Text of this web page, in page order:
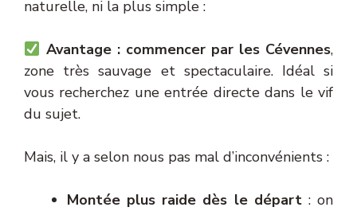
naturelle, ni la plus simple :
Avantage : commencer par les Cévennes,
zone très sauvage et spectaculaire. Idéal si
vous recherchez une entrée directe dans le vif
du sujet.
Mais, il y a selon nous pas mal d’inconvénients :
Montée plus raide dès le départ: on